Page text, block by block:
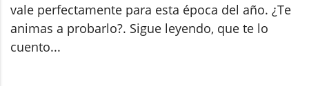
vale perfectamente para esta época del año. ¿Te
animas a probarlo?. Sigue leyendo, que te lo
cuento...